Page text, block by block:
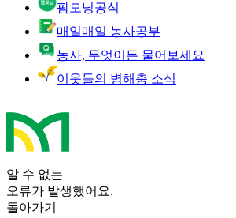
팜모닝공식
매일매일 농사공부
농사, 무엇이든 물어보세요
이웃들의 병해충 소식
알 수 없는
오류가 발생했어요.
돌아가기